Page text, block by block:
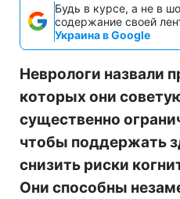
Будь в курсе, а не в
содержание своей
Украина в Google
Неврологи назвали
которых они
существенно
чтобы поддержать
снизить риски
Они способны